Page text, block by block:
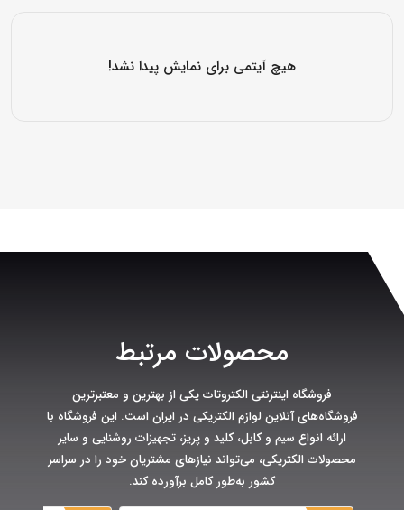
هیچ آیتمی برای نمایش پیدا نشد!
محصولات مرتبط
فروشگاه اینترنتی الکتروتات یکی از بهترین و معتبرترین
فروشگاه‌های آنلاین لوازم الکتریکی در ایران است. این فروشگاه با
ارائه انواع سیم و کابل، کلید و پریز، تجهیزات روشنایی و سایر
محصولات الکتریکی، می‌تواند نیازهای مشتریان خود را در سراسر
کشور به‌طور کامل برآورده کند.